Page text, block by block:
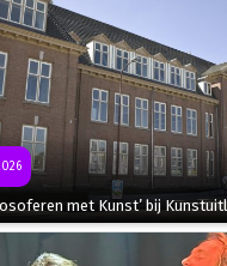
met Kunst’ bij